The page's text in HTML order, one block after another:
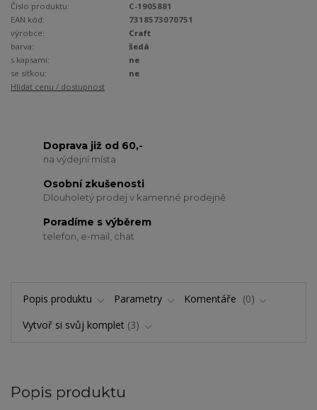
Číslo produktu:
C-1905881
EAN kód:
7318573070751
výrobce:
Craft
barva:
šedá
s kapsami:
ne
se síťkou:
ne
Hlídat cenu / dostupnost
Doprava již od 60,-
na výdejní místa
Osobní zkušenosti
Dlouholetý prodej v kamenné prodejně
Poradíme s výběrem
telefon, e-mail, chat
Popis produktu Parametry Komentáře
0
Vytvoř si svůj komplet 3
Popis produktu